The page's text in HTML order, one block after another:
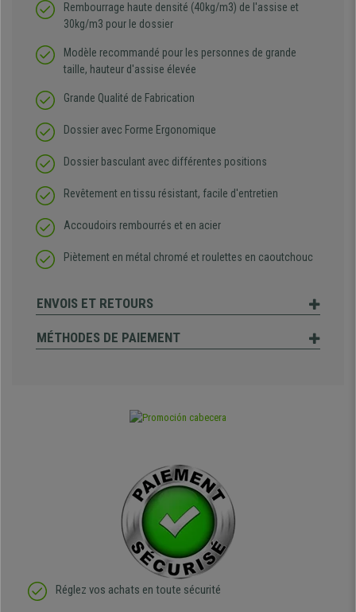
Rembourrage haute densité (40kg/m3) de l'assise et
30kg/m3 pour le dossier
Modèle recommandé pour les personnes de grande
taille, hauteur d'assise élevée
Grande Qualité de Fabrication
Dossier avec Forme Ergonomique
Dossier basculant avec différentes positions
Revêtement en tissu résistant, facile d'entretien
Accoudoirs rembourrés et en acier
Piètement en métal chromé et roulettes en caoutchouc
ENVOIS ET RETOURS
MÉTHODES DE PAIEMENT
Réglez vos achats en toute sécurité